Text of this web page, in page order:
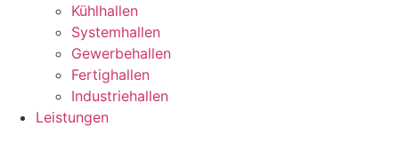
Kühlhallen
Systemhallen
Gewerbehallen
Fertighallen
Industriehallen
Leistungen